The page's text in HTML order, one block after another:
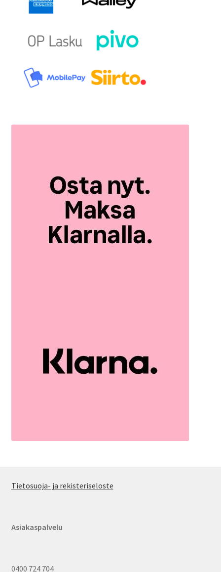
Tietosuoja- ja rekisteriseloste
Asiakaspalvelu
0400 724 704